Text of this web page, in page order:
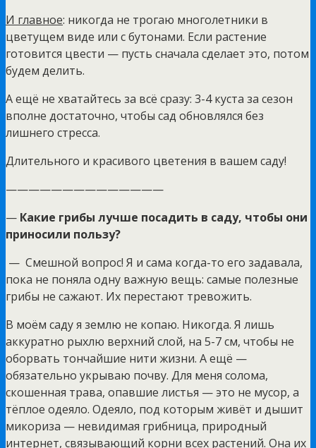
И главное: никогда не трогаю многолетники в
цветущем виде или с бутонами. Если растение
готовится цвести — пусть сначала сделает это, потом
будем делить.
А ещё не хватайтесь за всё сразу: 3-4 куста за сезон
вполне достаточно, чтобы сад обновлялся без
лишнего стресса.
Длительного и красивого цветения в вашем саду!
——————————————
— Какие грибы лучше посадить в саду, чтобы они
приносили пользу?
— Смешной вопрос! Я и сама когда-то его задавала,
пока не поняла одну важную вещь: самые полезные
грибы не сажают. Их перестают тревожить.
В моём саду я землю не копаю. Никогда. Я лишь
аккуратно рыхлю верхний слой, на 5-7 см, чтобы не
оборвать тончайшие нити жизни. А ещё —
обязательно укрываю почву. Для меня солома,
скошенная трава, опавшие листья — это не мусор, а
тёплое одеяло. Одеяло, под которым живёт и дышит
микориза — невидимая грибница, природный
интернет, связывающий корни всех растений. Она их